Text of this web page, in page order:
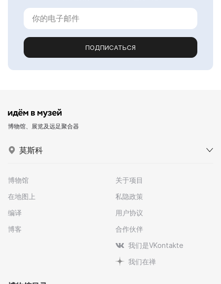
ПОДПИСАТЬСЯ
博物馆、展览及远足聚合器
莫斯科
博物馆
在地图上
编译
博客
关于项目
私隐政策
用户协议
合作伙伴
我们是VKontakte
我们在禅